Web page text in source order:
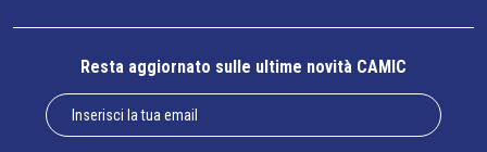
Resta aggiornato sulle ultime novità CAMIC